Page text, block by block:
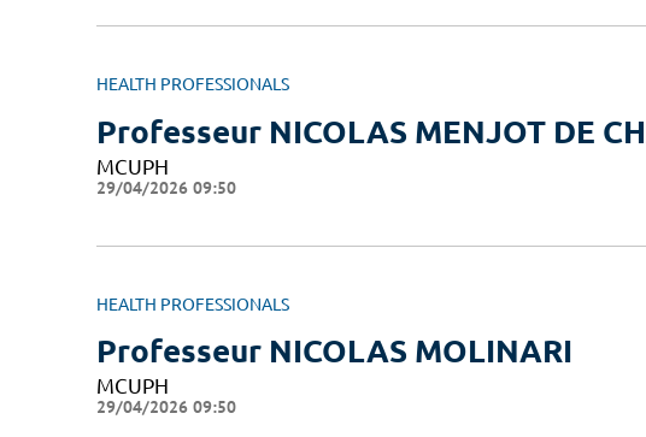
HEALTH PROFESSIONALS
Professeur NICOLAS MENJOT DE
MCUPH
29/04/2026 09:50
HEALTH PROFESSIONALS
Professeur NICOLAS MOLINARI
MCUPH
29/04/2026 09:50